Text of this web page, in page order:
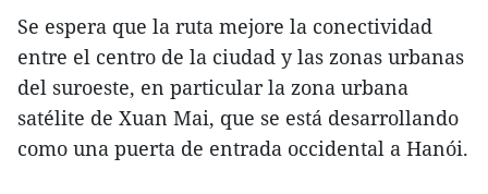
Se espera que la ruta mejore la conectividad
entre el centro de la ciudad y las zonas urbanas
del suroeste, en particular la zona urbana
satélite de Xuan Mai, que se está desarrollando
como una puerta de entrada occidental a Hanói.